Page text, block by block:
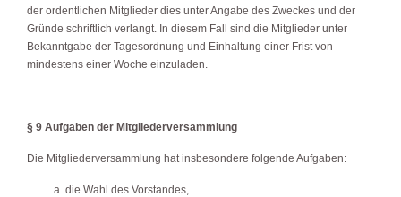
der ordentlichen Mitglieder dies unter Angabe des Zweckes und der
Gründe schriftlich verlangt. In diesem Fall sind die Mitglieder unter
Bekanntgabe der Tagesordnung und Einhaltung einer Frist von
mindestens einer Woche einzuladen.
§ 9 Aufgaben der Mitgliederversammlung
Die Mitgliederversammlung hat insbesondere folgende Aufgaben:
a. die Wahl des Vorstandes,